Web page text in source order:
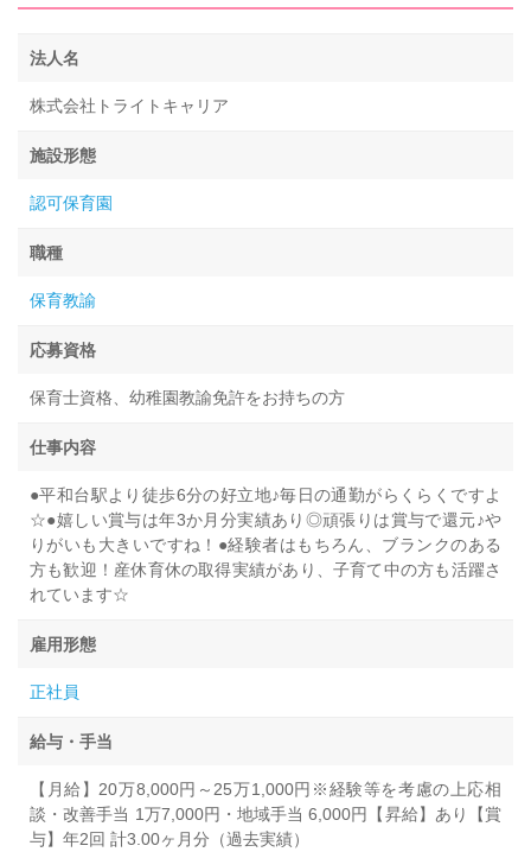
法人名
株式会社トライトキャリア
施設形態
認可保育園
職種
保育教諭
応募資格
保育士資格、幼稚園教諭免許をお持ちの方
仕事内容
●平和台駅より徒歩6分の好立地♪毎日の通勤がらくらくですよ
☆●嬉しい賞与は年3か月分実績あり◎頑張りは賞与で還元♪や
りがいも大きいですね！●経験者はもちろん、ブランクのある
方も歓迎！産休育休の取得実績があり、子育て中の方も活躍さ
れています☆
雇用形態
正社員
給与・手当
【月給】20万8,000円～25万1,000円※経験等を考慮の上応相
談・改善手当 1万7,000円・地域手当 6,000円【昇給】あり【賞
与】年2回 計3.00ヶ月分（過去実績）